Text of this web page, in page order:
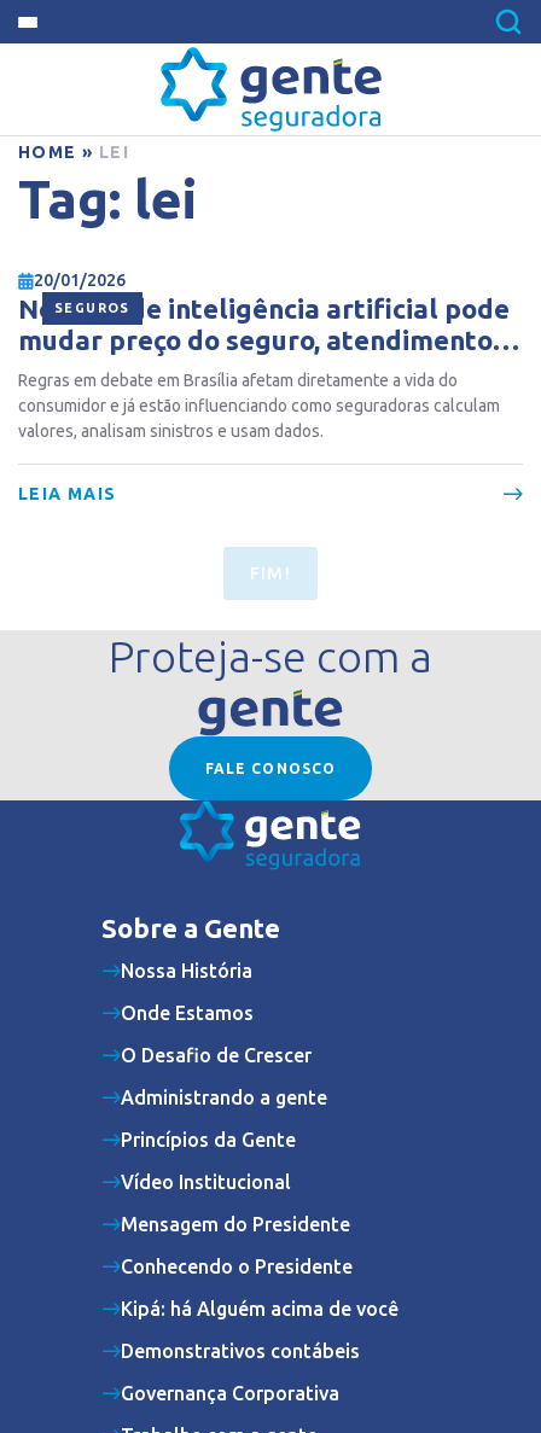
HOME » LEI
Tag: lei
SEGUROS
20/01/2026
Nova lei de inteligência artificial pode
mudar preço do seguro, atendimento e
decisões automáticas
Regras em debate em Brasília afetam diretamente a vida do
consumidor e já estão influenciando como seguradoras calculam
valores, analisam sinistros e usam dados.
LEIA MAIS
FIM!
Proteja-se com a
FALE CONOSCO
Sobre a Gente
Nossa História
Onde Estamos
O Desafio de Crescer
Administrando a gente
Princípios da Gente
Vídeo Institucional
Mensagem do Presidente
Conhecendo o Presidente
Kipá: há Alguém acima de você
Demonstrativos contábeis
Governança Corporativa